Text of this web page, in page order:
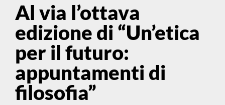
Al via l’ottava
edizione di “Un’etica
per il futuro:
appuntamenti di
filosofia”